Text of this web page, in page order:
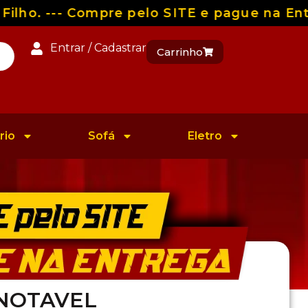
--- Compre pelo SITE e pague na
Entrar / Cadastrar Carrinho
Sofá Eletro